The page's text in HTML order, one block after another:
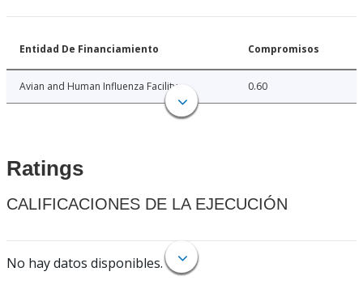
Entidad De Financiamiento Compromisos
Avian and Human Influenza Facility 0.60
Ratings
CALIFICACIONES DE LA EJECUCIÓN
No hay datos disponibles.